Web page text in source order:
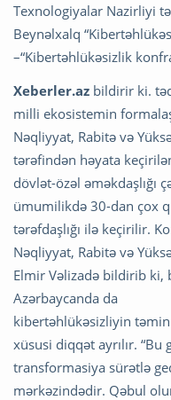
Texnologiyalar Nazirliyi
Beynəlxalq
–“Kibertəhlükəsizlik
Xeberler.az bildirir ki.
milli ekosistemin
Nəqliyyat, Rabitə və
tərəfindən həyata
dövlət-özəl əməkdaşlığı
ümumilikdə 30-dan çox
tərəfdaşlığı ilə keçirilir.
Nəqliyyat, Rabitə və
Elmir Vəlizadə bildirib
Azərbaycanda da
kibertəhlükəsizliyin
xüsusi diqqət ayrılır.
transformasiya sürətlə
mərkəzindədir. Qəbul